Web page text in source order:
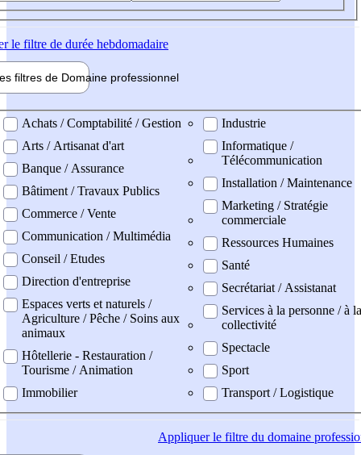
le filtre de durée hebdomadaire
filtres de Domaine professionnel
professionel
Achats / Comptabilité / Gestion
Arts / Artisanat d'art
Banque / Assurance
Bâtiment / Travaux Publics
Commerce / Vente
Communication / Multimédia
Conseil / Etudes
Direction d'entreprise
Espaces verts et naturels /
Agriculture / Pêche / Soins aux
animaux
Hôtellerie - Restauration /
Tourisme / Animation
Immobilier
Industrie
Informatique /
Télécommunication
Installation / Maintenance
Marketing / Stratégie
commerciale
Ressources Humaines
Santé
Secrétariat / Assistanat
Services à la personne / à la
collectivité
Spectacle
Sport
Transport / Logistique
Appliquerle filtre du domaine